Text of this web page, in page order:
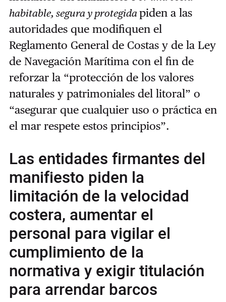
habitable, segura y protegidapiden a las
autoridades que modifiquen el
Reglamento General de Costas y de la Ley
de Navegación Marítima con el fin de
reforzar la “protección de los valores
naturales y patrimoniales del litoral” o
“asegurar que cualquier uso o práctica en
el mar respete estos principios”.
Las entidades firmantes del
manifiesto piden la
limitación de la velocidad
costera, aumentar el
personal para vigilar el
cumplimiento de la
normativa y exigir titulación
para arrendar barcos